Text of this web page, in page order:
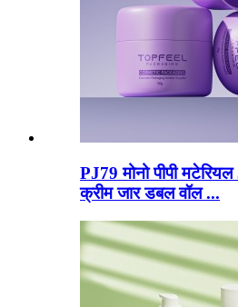
PJ79 मोनो पीपी
क्रीम जार डबल वॉल ...